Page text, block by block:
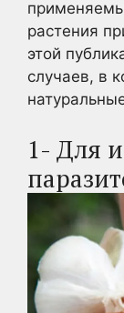
растения
этой
случаев, в
1- Для